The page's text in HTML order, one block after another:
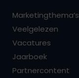
Marketingthema’s
Veelgelezen
Vacatures
Jaarboek
Partnercontent